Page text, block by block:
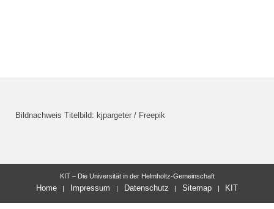
Bildnachweis Titelbild: kjpargeter / Freepik
KIT – Die Universität in der Helmholtz-Gemeinschaft
Home Impressum Datenschutz Sitemap KIT